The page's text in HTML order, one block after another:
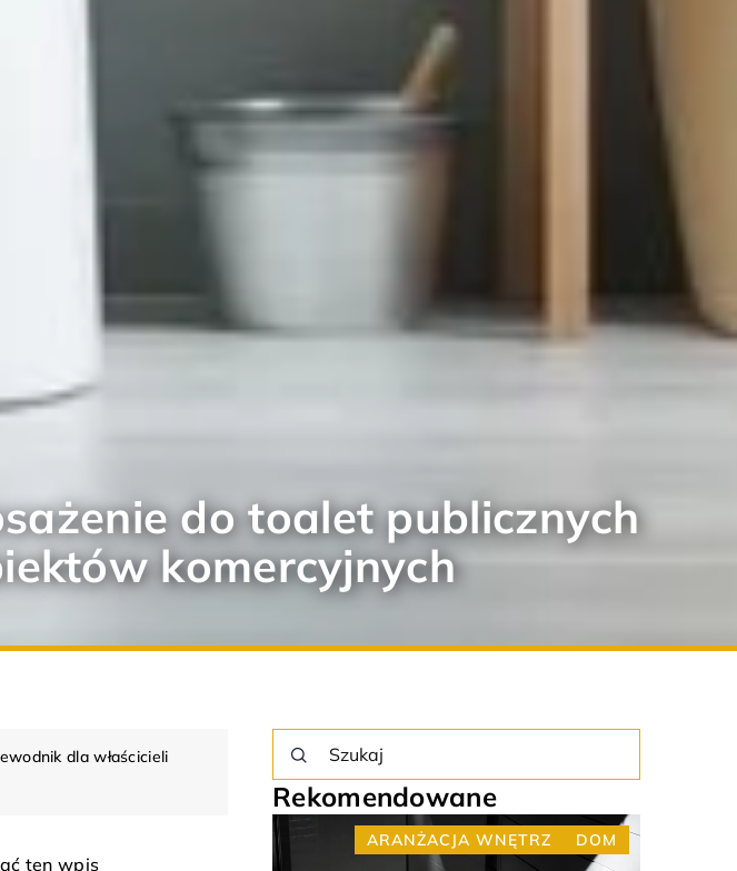
do toalet publicznych
komercyjnych
dla właścicieli
ten wpis
Rekomendowane
DOM OŚWIETLENIE